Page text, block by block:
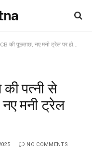
पूछताछ, नए मनी ट्रेल पर होगी जांच
की पत्नी से
मनी ट्रेल
NO COMMENTS